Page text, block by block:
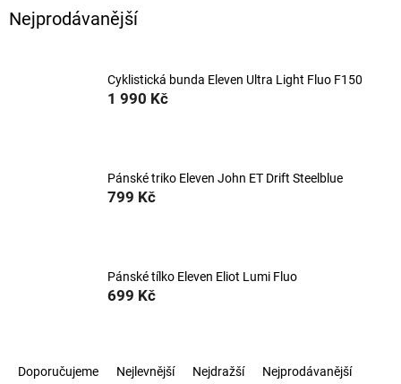
Nejprodávanější
Cyklistická bunda Eleven Ultra Light Fluo F150
1 990 Kč
Pánské triko Eleven John ET Drift Steelblue
799 Kč
Pánské tílko Eleven Eliot Lumi Fluo
699 Kč
Doporučujeme Nejlevnější Nejdražší Nejprodávanější